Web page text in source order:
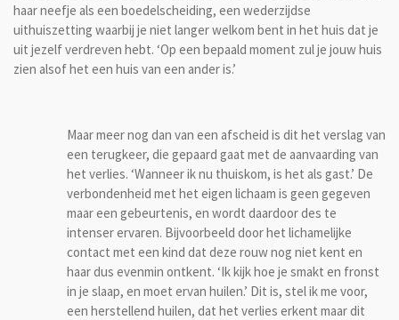
haar neefje als een boedelscheiding, een wederzijdse
uithuiszetting waarbij je niet langer welkom bent in het huis dat je
uit jezelf verdreven hebt. ‘Op een bepaald moment zul je jouw huis
zien alsof het een huis van een ander is.’
Maar meer nog dan van een afscheid is dit het verslag van
een terugkeer, die gepaard gaat met de aanvaarding van
het verlies. ‘Wanneer ik nu thuiskom, is het als gast.’ De
verbondenheid met het eigen lichaam is geen gegeven
maar een gebeurtenis, en wordt daardoor des te
intenser ervaren. Bijvoorbeeld door het lichamelijke
contact met een kind dat deze rouw nog niet kent en
haar dus evenmin ontkent. ‘Ik kijk hoe je smakt en fronst
in je slaap, en moet ervan huilen.’ Dit is, stel ik me voor,
een herstellend huilen, dat het verlies erkent maar dit